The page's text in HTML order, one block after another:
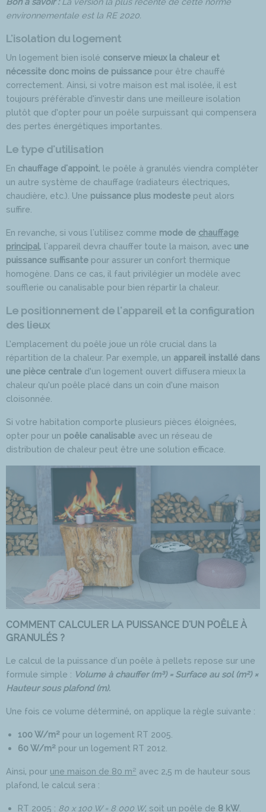
environnementale est la RE 2020.
L'isolation du logement
Un logement bien isolé conserve mieux la chaleur et
nécessite donc moins de puissance pour être chauffé
correctement. Ainsi, si votre maison est mal isolée, il est
toujours préférable d’investir dans une meilleure isolation
plutôt que d’opter pour un poêle surpuissant qui compensera
des pertes énergétiques importantes.
Le type d'utilisation
En chauffage d'appoint, le poêle à granulés viendra compléter
un autre système de chauffage (radiateurs électriques,
chaudière, etc.). Une puissance plus modeste peut alors
suffire.
En revanche, si vous l'utilisez comme mode de chauffage
principal, l'appareil devra chauffer toute la maison, avec une
puissance suffisante pour assurer un confort thermique
homogène. Dans ce cas, il faut privilégier un modèle avec
soufflerie ou canalisable pour bien répartir la chaleur.
Le positionnement de l'appareil et la configuration
des lieux
L’emplacement du poêle joue un rôle crucial dans la
répartition de la chaleur. Par exemple, un appareil installé dans
une pièce centrale d’un logement ouvert diffusera mieux la
chaleur qu’un poêle placé dans un coin d’une maison
cloisonnée.
Si votre habitation comporte plusieurs pièces éloignées,
opter pour un poêle canalisable avec un réseau de
distribution de chaleur peut être une solution efficace.
COMMENT CALCULER LA PUISSANCE D'UN POÊLE À
GRANULÉS ?
Le calcul de la puissance d'un poêle à pellets repose sur une
formule simple : Volume à chauffer (m³) = Surface au sol (m²) ×
Hauteur sous plafond (m).
Une fois ce volume déterminé, on applique la règle suivante :
100 W/m² pour un logement RT 2005.
60 W/m² pour un logement RT 2012.
Ainsi, pour une maison de 80 m² avec 2,5 m de hauteur sous
plafond, le calcul sera :
RT 2005 : 80 x 100 W = 8 000 W, soit un poêle de 8 kW